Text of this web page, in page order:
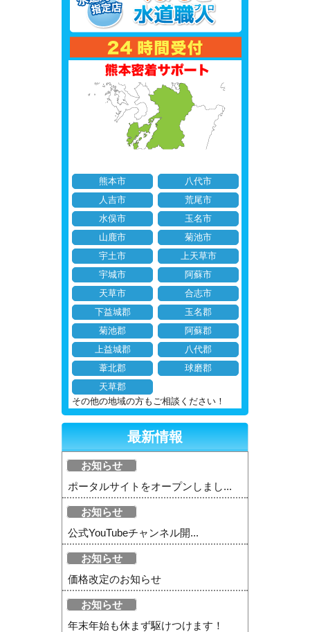
熊本市
八代市
人吉市
荒尾市
水俣市
玉名市
山鹿市
菊池市
宇土市
上天草市
宇城市
阿蘇市
天草市
合志市
下益城郡
玉名郡
菊池郡
阿蘇郡
上益城郡
八代郡
葦北郡
球磨郡
天草郡
その他の地域の方もご相談ください！
最新情報
お知らせ
ポータルサイトをオープンしまし...
お知らせ
公式YouTubeチャンネル開...
お知らせ
価格改定のお知らせ
お知らせ
年末年始も休まず駆けつけます！